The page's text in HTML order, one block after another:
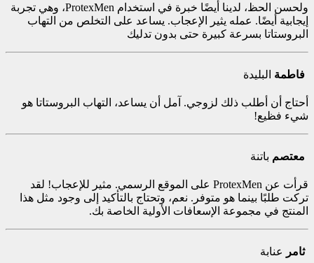
ولحسن الحظ، لدينا أيضًا خبرة في استخدام ProtexMen، وهي تجربة
إيجابية أيضًا. عمله يثير الإعجاب. يساعد على التخلص من التهاب
البروستاتا بسرعة كبيرة حتى بدون تدليك
فاطمة البليدة
أحتاج أن أطلب ذلك لزوجي. آمل أن يساعد، التهاب البروستاتا هو
شيء فظيع!
معتصم باتنة
قرأت عن ProtexMen على الموقع الرسمي. مثير للإعجاب! لقد
تركت طلبًا بينما هو متوفر. نعم، وتحتاج بالتأكيد إلى وجود مثل هذا
المنتج في مجموعة الإسعافات الأولية الخاصة بك.
ثامر عنابة